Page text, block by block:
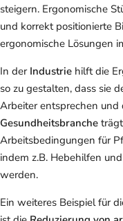
steigern. Ergonomische
und korrekt positionierte
ergonomische Lösungen
In der Industrie hilft die
so zu gestalten, dass sie
Arbeiter entsprechen und
Gesundheitsbranche
Arbeitsbedingungen für
indem z.B. Hebehilfen
werden.
Ein weiteres Beispiel für